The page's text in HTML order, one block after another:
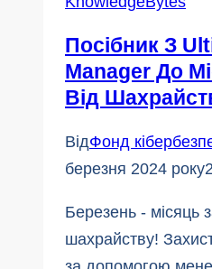
Посібник З
Manager До
Від
ВідФонд
березня 2024 року
Березень - місяць
шахрайству!